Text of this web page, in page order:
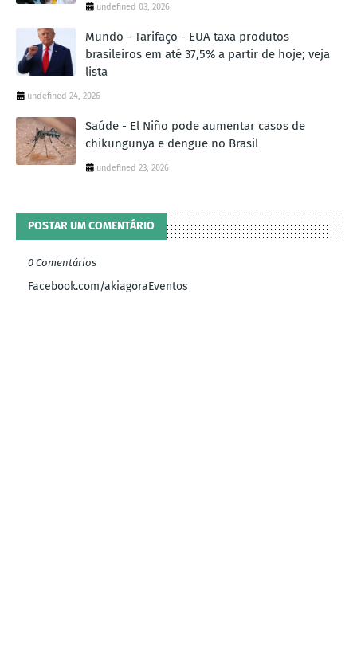
undefined 03, 2026
Mundo - Tarifaço - EUA taxa produtos
brasileiros em até 37,5% a partir de hoje; veja
lista
undefined 24, 2026
Saúde - El Niño pode aumentar casos de
chikungunya e dengue no Brasil
undefined 23, 2026
POSTAR UM COMENTÁRIO
0 Comentários
Facebook.com/akiagoraEventos